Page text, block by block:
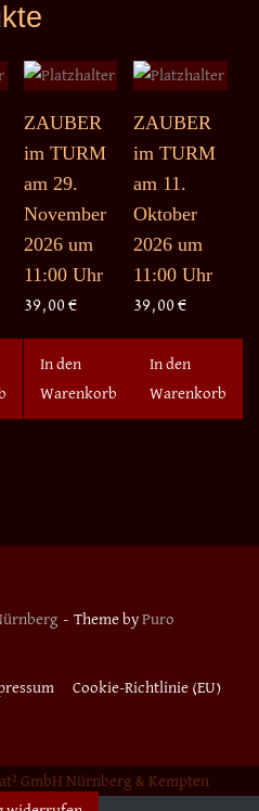
ZAUBER
im TURM
am 29.
November
2026 um
11:00 Uhr
39,00 €
In den
Warenkorb
ZAUBER
im TURM
am 11.
Oktober
2026 um
11:00 Uhr
39,00€
In den
Warenkorb
Theme byPuro
Cookie-Richtlinie (EU)
GmbH Nürnberg & Kempten